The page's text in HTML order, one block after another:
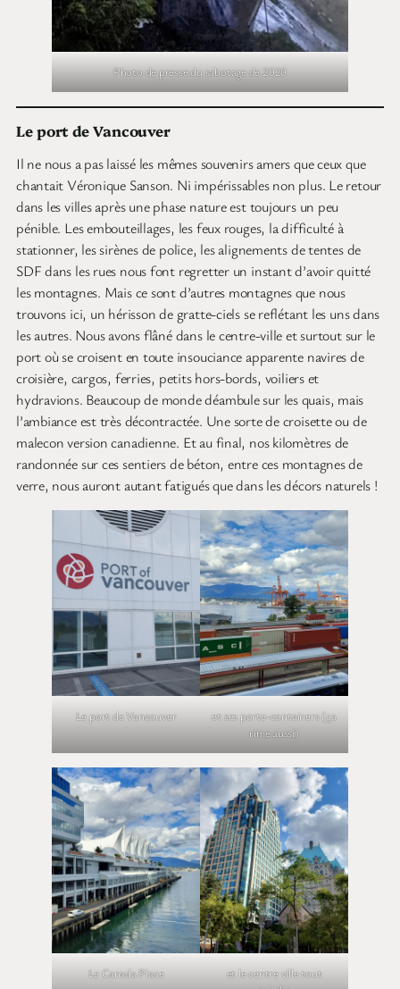
Photo de presse du sabotage de 2020
Le port de Vancouver
Il ne nous a pas laissé les mêmes souvenirs amers que ceux que
chantait Véronique Sanson. Ni impérissables non plus. Le retour
dans les villes après une phase nature est toujours un peu
pénible. Les embouteillages, les feux rouges, la difficulté à
stationner, les sirènes de police, les alignements de tentes de
SDF dans les rues nous font regretter un instant d’avoir quitté
les montagnes. Mais ce sont d’autres montagnes que nous
trouvons ici, un hérisson de gratte-ciels se reflétant les uns dans
les autres. Nous avons flâné dans le centre-ville et surtout sur le
port où se croisent en toute insouciance apparente navires de
croisière, cargos, ferries, petits hors-bords, voiliers et
hydravions. Beaucoup de monde déambule sur les quais, mais
l’ambiance est très décontractée. Une sorte de croisette ou de
malecon version canadienne. Et au final, nos kilomètres de
randonnée sur ces sentiers de béton, entre ces montagnes de
verre, nous auront autant fatigués que dans les décors naturels !
Le port de Vancouver
et ses porte-containers (ça
rime aussi)
Le Canada Place
et le centre ville tout